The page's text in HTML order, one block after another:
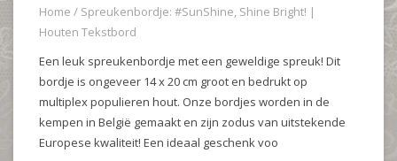
Home / Spreukenbordje: #SunShine, Shine Bright! |
Houten Tekstbord
Een leuk spreukenbordje met een geweldige spreuk! Dit
bordje is ongeveer 14 x 20 cm groot en bedrukt op
multiplex populieren hout. Onze bordjes worden in de
kempen in België gemaakt en zijn zodus van uitstekende
Europese kwaliteit! Een ideaal geschenk voo